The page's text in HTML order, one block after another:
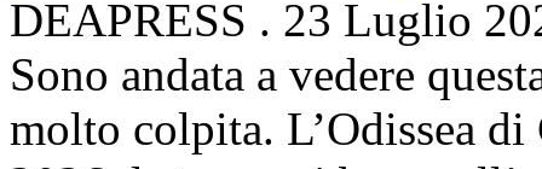
DEAPRESS . 23 Luglio
Sono andata a vedere
molto colpita. L’Odissea